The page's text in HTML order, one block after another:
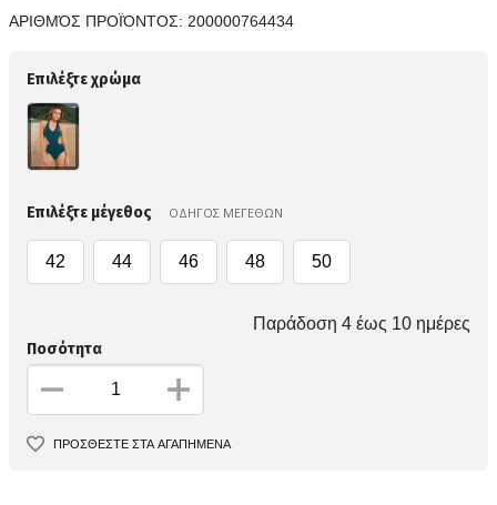
ΑΡΙΘΜΌΣ ΠΡΟΪΌΝΤΟΣ: 200000764434
Επιλέξτε χρώμα
Επιλέξτε μέγεθος ΟΔΗΓΟΣ ΜΕΓΕΘΩΝ
42 44 46 48 50
Παράδοση 4 έως 10 ημέρες
Ποσότητα
ΠΡΟΣΘΕΣΤΕ ΣΤΑ ΑΓΑΠΗΜΕΝΑ